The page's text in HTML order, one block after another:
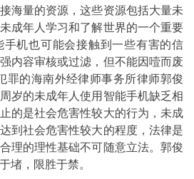
海量的资源，这些资源包括大量未
成年人学习和了解世界的一个重要
手机也可能会接触到一些有害的信
内容审核或过滤，但不能因噎而废
罪的海南外经律师事务所律师郭俊
岁的未成年人使用智能手机缺乏相
的是社会危害性较大的行为，未成
到社会危害性较大的程度，法律是
理的理性基础不可随意立法。郭俊
堵，限胜于禁。